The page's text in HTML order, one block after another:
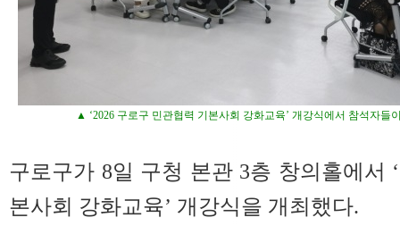
▲ ‘2026 구로구 민관협력 기본사회 강화교육’ 개강식에서 참석자들
구로구가 8일 구청 본관 3층 창의홀에서
본사회 강화교육’ 개강식을 개최했다.